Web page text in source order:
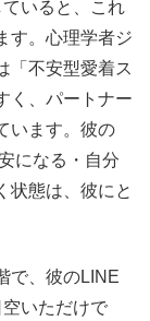
いると、これ
す。心理学者ジ
「不安型愛着ス
く、パートナー
います。彼の
になる・自分
状態は、彼にと
で、彼のLINE
いただけで